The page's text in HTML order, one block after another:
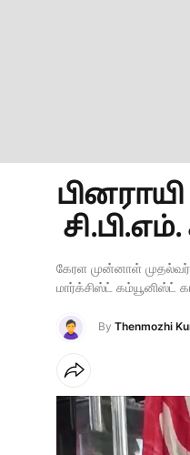
கேரள முன்னாள் முதல்வர்
மார்க்சிஸ்ட் கம்யூனிஸ்ட்
By Thenmozhi